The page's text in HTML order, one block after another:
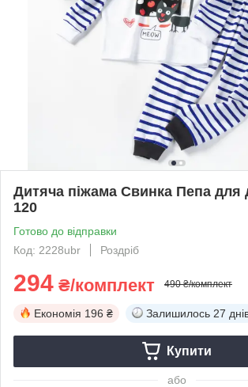
Дитяча піжама Свинка Пепа для
120
Готово до відправки
Код: 2228ubr
Роздріб
294 ₴/комплект 490 ₴/комплект
Економія 196 ₴ Залишилось 27
Купити
або